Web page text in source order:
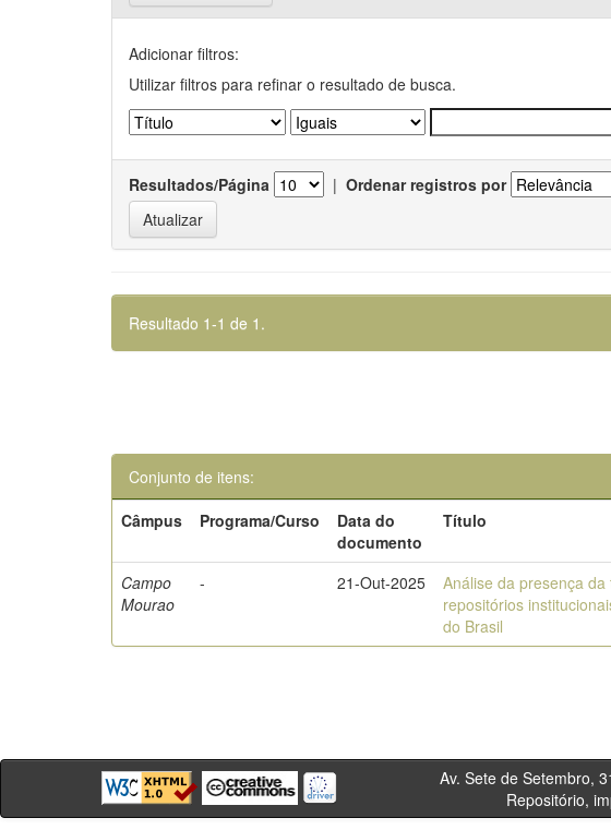
Adicionar filtros:
Utilizar filtros para refinar o resultado de busca.
Resultados/Página | Ordenar registros por
Resultado 1-1 de 1.
Conjunto de itens:
Câmpus
Programa/Curso
Data do
documento
Título
Campo
Mourao
- 21-Out-2025
Análise da presença
repositórios
do Brasil
Av. Sete de Setembro,
Repositório,